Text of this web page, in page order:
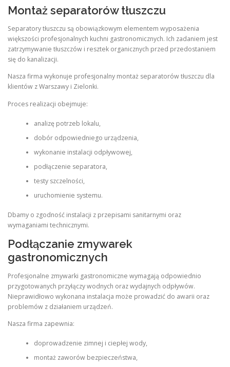
Montaż separatorów tłuszczu
Separatory tłuszczu są obowiązkowym elementem wyposażenia
większości profesjonalnych kuchni gastronomicznych. Ich zadaniem jest
zatrzymywanie tłuszczów i resztek organicznych przed przedostaniem
się do kanalizacji.
Nasza firma wykonuje profesjonalny montaż separatorów tłuszczu dla
klientów z Warszawy i Zielonki.
Proces realizacji obejmuje:
analizę potrzeb lokalu,
dobór odpowiedniego urządzenia,
wykonanie instalacji odpływowej,
podłączenie separatora,
testy szczelności,
uruchomienie systemu.
Dbamy o zgodność instalacji z przepisami sanitarnymi oraz
wymaganiami technicznymi.
Podłączanie zmywarek
gastronomicznych
Profesjonalne zmywarki gastronomiczne wymagają odpowiednio
przygotowanych przyłączy wodnych oraz wydajnych odpływów.
Nieprawidłowo wykonana instalacja może prowadzić do awarii oraz
problemów z działaniem urządzeń.
Nasza firma zapewnia:
doprowadzenie zimnej i ciepłej wody,
montaż zaworów bezpieczeństwa,